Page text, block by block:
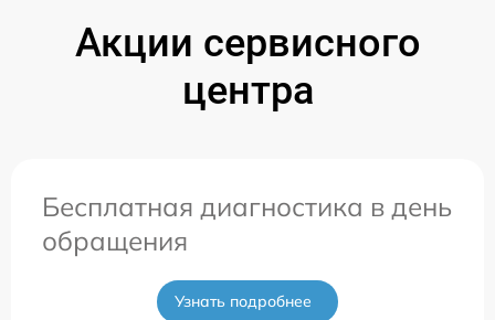
Акции сервисного
центра
Бесплатная диагностика в день
обращения
Узнать подробнее